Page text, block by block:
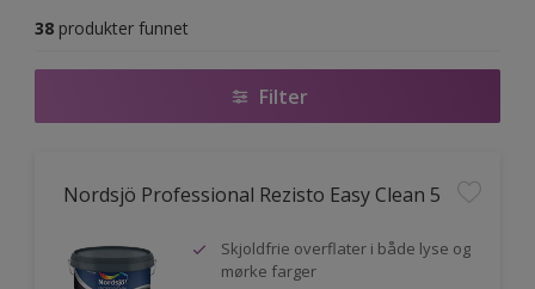
38 produkter funnet
Filter
Nordsjö Professional Rezisto Easy Clean 5
Skjoldfrie overflater i både lyse og
mørke farger